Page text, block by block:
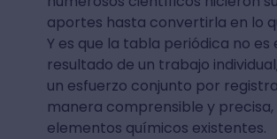
aportes hasta convertirla en lo
Y es que la tabla periódica no es
resultado de un trabajo
un esfuerzo conjunto por
manera comprensible y precisa,
elementos químicos existentes.